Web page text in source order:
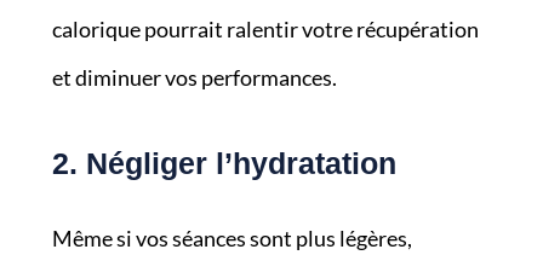
calorique pourrait ralentir votre récupération
et diminuer vos performances.
2. Négliger l’hydratation
Même si vos séances sont plus légères,